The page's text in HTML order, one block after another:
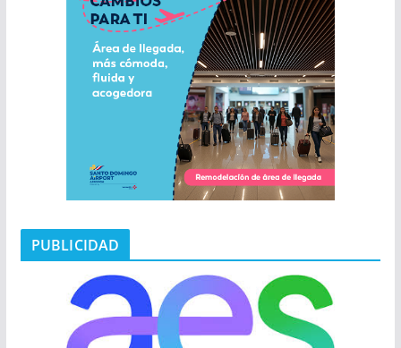
PUBLICIDAD